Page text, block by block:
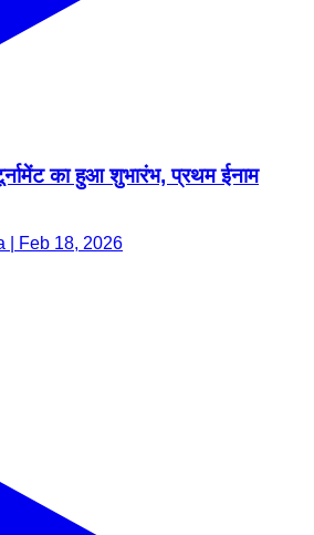
का हुआ शुभारंभ, प्रथम ईनाम
| Feb 18, 2026